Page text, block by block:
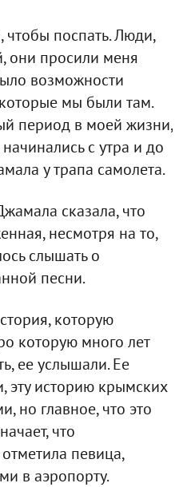
поспать. Люди,
они просили меня
возможности
мы были там.
период в моей жизни,
с утра и до
у трапа самолета.
сказала, что
несмотря на то,
слышать о
песни.
которую
которую много лет
ее услышали. Ее
эту историю крымских
но главное, что это
что
отметила певица,
в аэропорту.